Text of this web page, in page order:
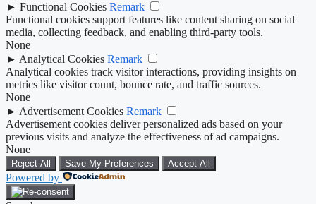
► Functional Cookies Remark
Functional cookies support features like content sharing on social
media, collecting feedback, and enabling third-party tools.
None
► Analytical Cookies Remark
Analytical cookies track visitor interactions, providing insights on
metrics like visitor count, bounce rate, and traffic sources.
None
► Advertisement Cookies Remark
Advertisement cookies deliver personalized ads based on your
previous visits and analyze the effectiveness of ad campaigns.
None
Reject All Save My Preferences Accept All
Powered by